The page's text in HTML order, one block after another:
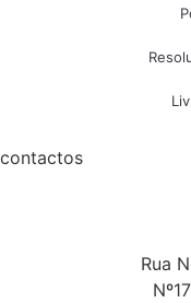
contactos
Rua